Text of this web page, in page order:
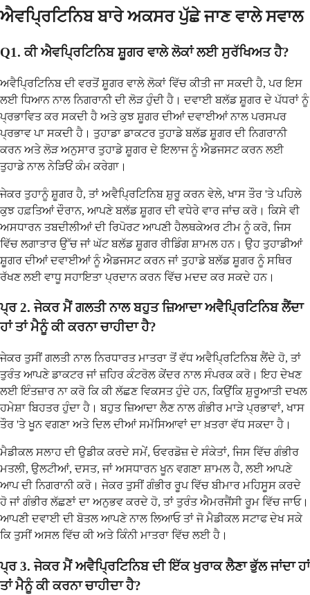
ਐਵਪ੍ਰਿਟਿਨਿਬ ਬਾਰੇ ਅਕਸਰ ਪੁੱਛੇ ਜਾਣ ਵਾਲੇ ਸਵਾਲ
Q1. ਕੀ ਐਵਪ੍ਰਿਟਿਨਿਬ ਸ਼ੂਗਰ ਵਾਲੇ ਲੋਕਾਂ ਲਈ ਸੁਰੱਖਿਅਤ ਹੈ?
ਅਵੈਪ੍ਰਿਟਿਨਿਬ ਦੀ ਵਰਤੋਂ ਸ਼ੂਗਰ ਵਾਲੇ ਲੋਕਾਂ ਵਿੱਚ ਕੀਤੀ ਜਾ ਸਕਦੀ ਹੈ, ਪਰ ਇਸ
ਲਈ ਧਿਆਨ ਨਾਲ ਨਿਗਰਾਨੀ ਦੀ ਲੋੜ ਹੁੰਦੀ ਹੈ। ਦਵਾਈ ਬਲੱਡ ਸ਼ੂਗਰ ਦੇ ਪੱਧਰਾਂ ਨੂੰ
ਪ੍ਰਭਾਵਿਤ ਕਰ ਸਕਦੀ ਹੈ ਅਤੇ ਕੁਝ ਸ਼ੂਗਰ ਦੀਆਂ ਦਵਾਈਆਂ ਨਾਲ ਪਰਸਪਰ
ਪ੍ਰਭਾਵ ਪਾ ਸਕਦੀ ਹੈ। ਤੁਹਾਡਾ ਡਾਕਟਰ ਤੁਹਾਡੇ ਬਲੱਡ ਸ਼ੂਗਰ ਦੀ ਨਿਗਰਾਨੀ
ਕਰਨ ਅਤੇ ਲੋੜ ਅਨੁਸਾਰ ਤੁਹਾਡੇ ਸ਼ੂਗਰ ਦੇ ਇਲਾਜ ਨੂੰ ਐਡਜਸਟ ਕਰਨ ਲਈ
ਤੁਹਾਡੇ ਨਾਲ ਨੇੜਿਓਂ ਕੰਮ ਕਰੇਗਾ।
ਜੇਕਰ ਤੁਹਾਨੂੰ ਸ਼ੂਗਰ ਹੈ, ਤਾਂ ਅਵੈਪ੍ਰਿਟਿਨਿਬ ਸ਼ੁਰੂ ਕਰਨ ਵੇਲੇ, ਖਾਸ ਤੌਰ 'ਤੇ ਪਹਿਲੇ
ਕੁਝ ਹਫ਼ਤਿਆਂ ਦੌਰਾਨ, ਆਪਣੇ ਬਲੱਡ ਸ਼ੂਗਰ ਦੀ ਵਧੇਰੇ ਵਾਰ ਜਾਂਚ ਕਰੋ। ਕਿਸੇ ਵੀ
ਅਸਧਾਰਨ ਤਬਦੀਲੀਆਂ ਦੀ ਰਿਪੋਰਟ ਆਪਣੀ ਹੈਲਥਕੇਅਰ ਟੀਮ ਨੂੰ ਕਰੋ, ਜਿਸ
ਵਿੱਚ ਲਗਾਤਾਰ ਉੱਚ ਜਾਂ ਘੱਟ ਬਲੱਡ ਸ਼ੂਗਰ ਰੀਡਿੰਗ ਸ਼ਾਮਲ ਹਨ। ਉਹ ਤੁਹਾਡੀਆਂ
ਸ਼ੂਗਰ ਦੀਆਂ ਦਵਾਈਆਂ ਨੂੰ ਐਡਜਸਟ ਕਰਨ ਜਾਂ ਤੁਹਾਡੇ ਬਲੱਡ ਸ਼ੂਗਰ ਨੂੰ ਸਥਿਰ
ਰੱਖਣ ਲਈ ਵਾਧੂ ਸਹਾਇਤਾ ਪ੍ਰਦਾਨ ਕਰਨ ਵਿੱਚ ਮਦਦ ਕਰ ਸਕਦੇ ਹਨ।
ਪ੍ਰ 2. ਜੇਕਰ ਮੈਂ ਗਲਤੀ ਨਾਲ ਬਹੁਤ ਜ਼ਿਆਦਾ ਅਵੈਪ੍ਰਿਟਿਨਿਬ ਲੈਂਦਾ
ਹਾਂ ਤਾਂ ਮੈਨੂੰ ਕੀ ਕਰਨਾ ਚਾਹੀਦਾ ਹੈ?
ਜੇਕਰ ਤੁਸੀਂ ਗਲਤੀ ਨਾਲ ਨਿਰਧਾਰਤ ਮਾਤਰਾ ਤੋਂ ਵੱਧ ਅਵੈਪ੍ਰਿਟਿਨਿਬ ਲੈਂਦੇ ਹੋ, ਤਾਂ
ਤੁਰੰਤ ਆਪਣੇ ਡਾਕਟਰ ਜਾਂ ਜ਼ਹਿਰ ਕੰਟਰੋਲ ਕੇਂਦਰ ਨਾਲ ਸੰਪਰਕ ਕਰੋ। ਇਹ ਦੇਖਣ
ਲਈ ਇੰਤਜ਼ਾਰ ਨਾ ਕਰੋ ਕਿ ਕੀ ਲੱਛਣ ਵਿਕਸਤ ਹੁੰਦੇ ਹਨ, ਕਿਉਂਕਿ ਸ਼ੁਰੂਆਤੀ ਦਖਲ
ਹਮੇਸ਼ਾ ਬਿਹਤਰ ਹੁੰਦਾ ਹੈ। ਬਹੁਤ ਜ਼ਿਆਦਾ ਲੈਣ ਨਾਲ ਗੰਭੀਰ ਮਾੜੇ ਪ੍ਰਭਾਵਾਂ, ਖਾਸ
ਤੌਰ 'ਤੇ ਖੂਨ ਵਗਣਾ ਅਤੇ ਦਿਲ ਦੀਆਂ ਸਮੱਸਿਆਵਾਂ ਦਾ ਖ਼ਤਰਾ ਵੱਧ ਸਕਦਾ ਹੈ।
ਮੈਡੀਕਲ ਸਲਾਹ ਦੀ ਉਡੀਕ ਕਰਦੇ ਸਮੇਂ, ਓਵਰਡੋਜ਼ ਦੇ ਸੰਕੇਤਾਂ, ਜਿਸ ਵਿੱਚ ਗੰਭੀਰ
ਮਤਲੀ, ਉਲਟੀਆਂ, ਦਸਤ, ਜਾਂ ਅਸਧਾਰਨ ਖੂਨ ਵਗਣਾ ਸ਼ਾਮਲ ਹੈ, ਲਈ ਆਪਣੇ
ਆਪ ਦੀ ਨਿਗਰਾਨੀ ਕਰੋ। ਜੇਕਰ ਤੁਸੀਂ ਗੰਭੀਰ ਰੂਪ ਵਿੱਚ ਬੀਮਾਰ ਮਹਿਸੂਸ ਕਰਦੇ
ਹੋ ਜਾਂ ਗੰਭੀਰ ਲੱਛਣਾਂ ਦਾ ਅਨੁਭਵ ਕਰਦੇ ਹੋ, ਤਾਂ ਤੁਰੰਤ ਐਮਰਜੈਂਸੀ ਰੂਮ ਵਿੱਚ ਜਾਓ।
ਆਪਣੀ ਦਵਾਈ ਦੀ ਬੋਤਲ ਆਪਣੇ ਨਾਲ ਲਿਆਓ ਤਾਂ ਜੋ ਮੈਡੀਕਲ ਸਟਾਫ ਦੇਖ ਸਕੇ
ਕਿ ਤੁਸੀਂ ਅਸਲ ਵਿੱਚ ਕੀ ਅਤੇ ਕਿੰਨੀ ਮਾਤਰਾ ਵਿੱਚ ਲਈ ਹੈ।
ਪ੍ਰ 3. ਜੇਕਰ ਮੈਂ ਅਵੈਪ੍ਰਿਟਿਨਿਬ ਦੀ ਇੱਕ ਖੁਰਾਕ ਲੈਣਾ ਭੁੱਲ ਜਾਂਦਾ ਹਾਂ
ਤਾਂ ਮੈਨੂੰ ਕੀ ਕਰਨਾ ਚਾਹੀਦਾ ਹੈ?